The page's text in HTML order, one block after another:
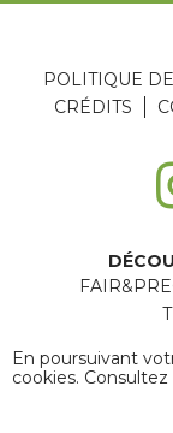
POLITIQUE
CRÉDITS
En poursuivant
cookies.